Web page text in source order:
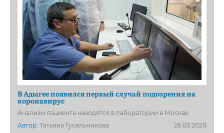
В Адыгее появился первый случай подозрения на
коронавирус
Анализы пациента находятся в лаборатории в Москве
Автор: Татьяна Гусельникова
26.03.2020